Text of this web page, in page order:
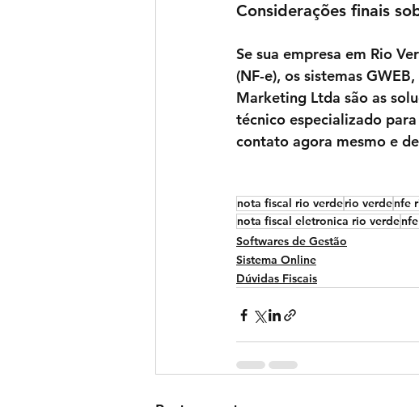
Considerações finais
Se sua empresa em Rio
(NF-e), os sistemas GWEB,
Marketing Ltda são as
técnico especializado
contato agora mesmo e
nota fiscal rio verderio verdenfe
nota fiscal eletronica rio verde
Softwares de Gestão
Sistema Online
Dúvidas Fiscais